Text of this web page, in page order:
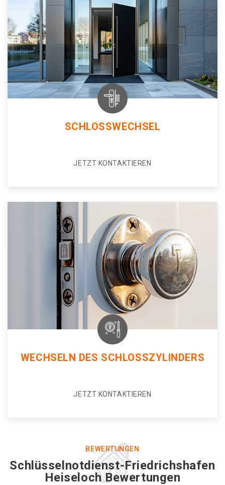
SCHLOSSWECHSEL
JETZT KONTAKTIEREN
WECHSELN DES SCHLOSSZYLINDERS
JETZT KONTAKTIEREN
BEWERTUNGEN
Schlüsselnotdienst-Friedrichshafen
Heiseloch Bewertungen